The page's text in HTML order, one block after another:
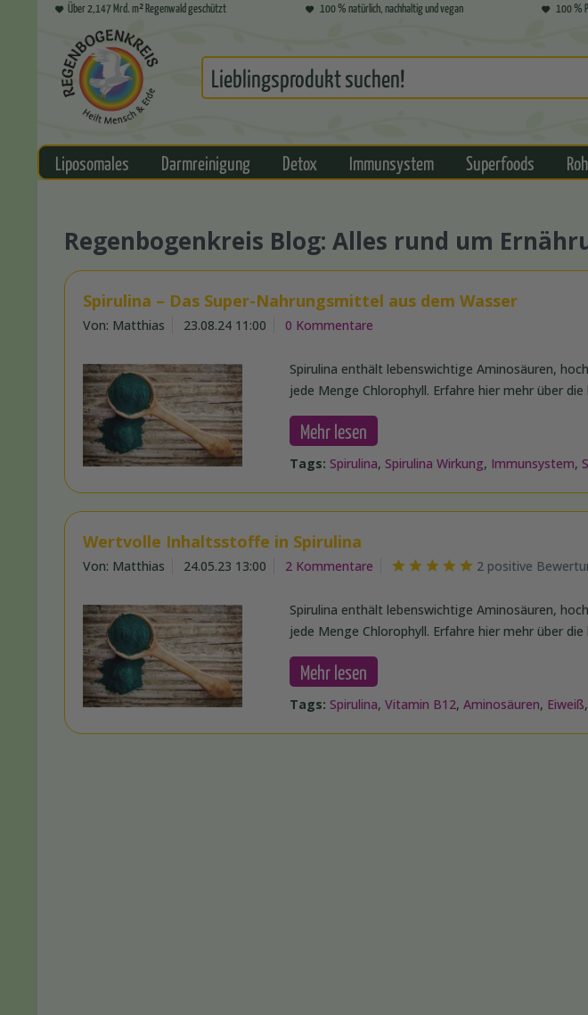
Über 2,147 Mrd. m² Regenwald geschützt 100 % natürlich, nachhaltig und vegan 100 %
Liposomales Darmreinigung Detox Immunsystem Superfoods
Regenbogenkreis Blog: Alles rund um
Spirulina – Das Super-Nahrungsmittel aus dem Wasser
Von: Matthias 23.08.24 11:00 0 Kommentare
Spirulina enthält lebenswichtige Aminosäuren,
jede Menge Chlorophyll. Erfahre hier mehr über
Mehr lesen
Tags: Spirulina,Spirulina Wirkung, Immunsystem,
Wertvolle Inhaltsstoffe in Spirulina
Von: Matthias 24.05.23 13:00 2 Kommentare 2 positive
Spirulina enthält lebenswichtige Aminosäuren,
jede Menge Chlorophyll. Erfahre hier mehr über
Mehr lesen
Tags: Spirulina,Vitamin B12,Aminosäuren, Eiweiß